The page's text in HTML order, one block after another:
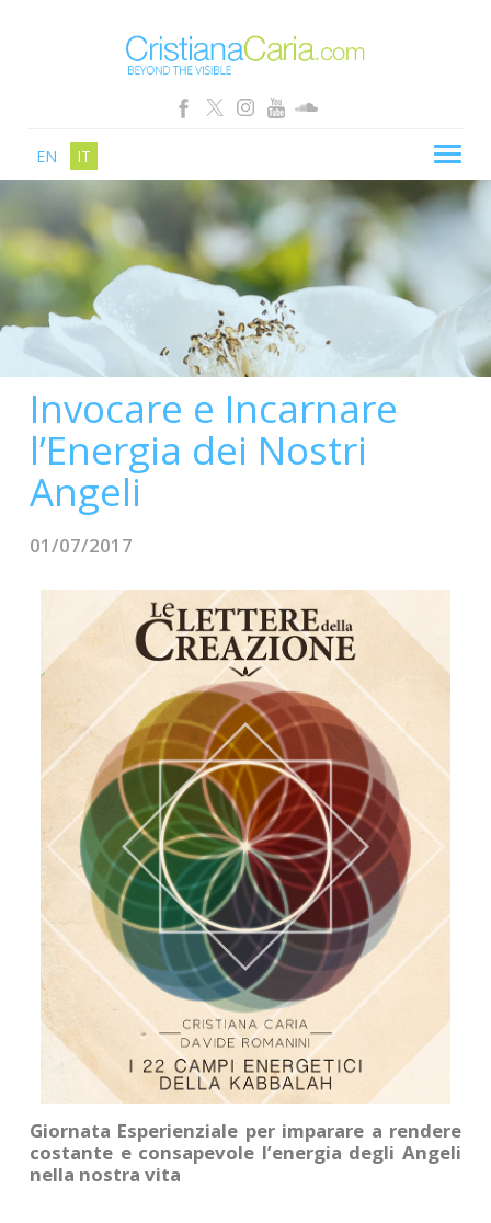
EN IT
CRISTIANA CARIA
BLOG
PERCORSI
SCHOOL
SHOP
SEMINARI
NEWS
CONTATTI
Invocare e Incarnare
l’Energia dei Nostri
Angeli
01/07/2017
Giornata Esperienziale per imparare a rendere
costante e consapevole l’energia degli Angeli
nella nostra vita